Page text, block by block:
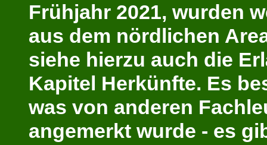
Frühjahr 2021, wurden
aus dem nördlichen
siehe hierzu auch die
Kapitel Herkünfte. Es
was von anderen
angemerkt wurde - es